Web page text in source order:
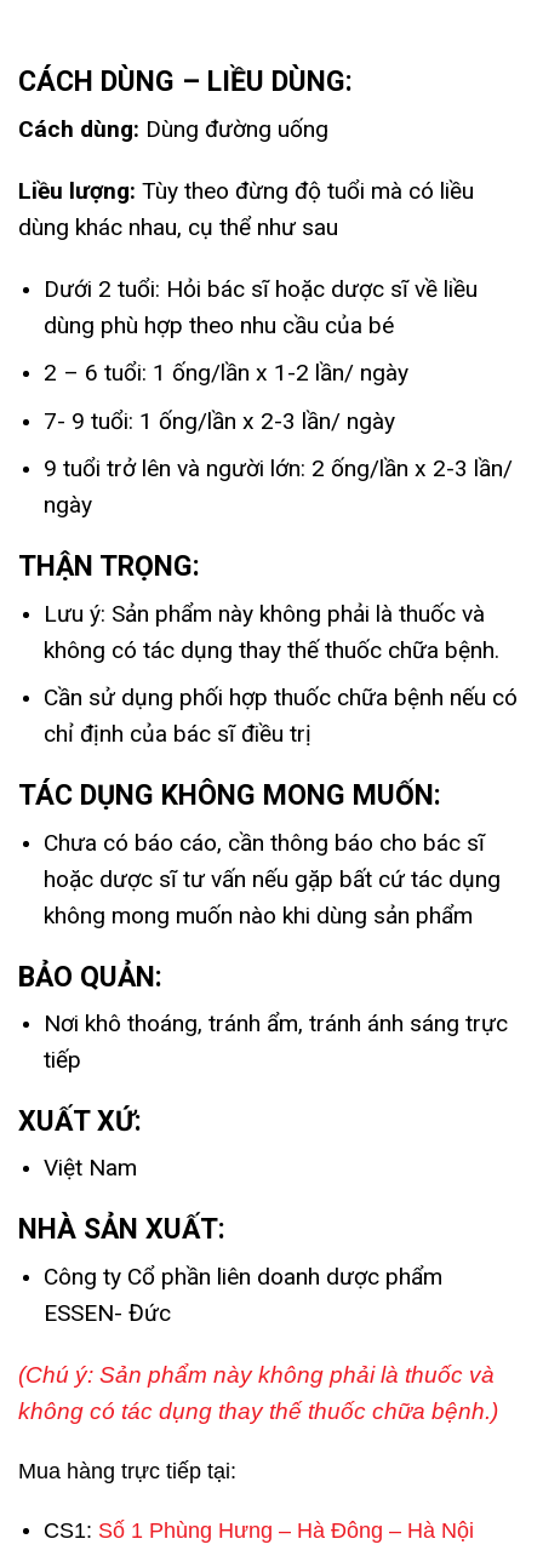
CÁCH DÙNG – LIỀU DÙNG:
Cách dùng: Dùng đường uống
Liều lượng: Tùy theo đừng độ tuổi mà có liều
dùng khác nhau, cụ thể như sau
Dưới 2 tuổi: Hỏi bác sĩ hoặc dược sĩ về liều
dùng phù hợp theo nhu cầu của bé
2 – 6 tuổi: 1 ống/lần x 1-2 lần/ ngày
7- 9 tuổi: 1 ống/lần x 2-3 lần/ ngày
9 tuổi trở lên và người lớn: 2 ống/lần x 2-3 lần/
ngày
THẬN TRỌNG:
Lưu ý: Sản phẩm này không phải là thuốc và
không có tác dụng thay thế thuốc chữa bệnh.
Cần sử dụng phối hợp thuốc chữa bệnh nếu có
chỉ định của bác sĩ điều trị
TÁC DỤNG KHÔNG MONG MUỐN:
Chưa có báo cáo, cần thông báo cho bác sĩ
hoặc dược sĩ tư vấn nếu gặp bất cứ tác dụng
không mong muốn nào khi dùng sản phẩm
BẢO QUẢN:
Nơi khô thoáng, tránh ẩm, tránh ánh sáng trực
tiếp
XUẤT XỨ:
Việt Nam
NHÀ SẢN XUẤT:
Công ty Cổ phần liên doanh dược phẩm
ESSEN- Đức
(Chú ý: Sản phẩm này không phải là thuốc và
không có tác dụng thay thế thuốc chữa bệnh.)
Mua hàng trực tiếp tại:
CS1: Số 1 Phùng Hưng – Hà Đông – Hà Nội